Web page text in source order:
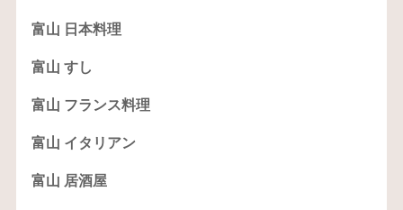
富山 日本料理
富山 すし
富山 フランス料理
富山 イタリアン
富山 居酒屋